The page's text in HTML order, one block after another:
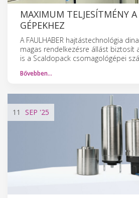
MAXIMUM TELJESÍTMÉNY
GÉPEKHEZ
A FAULHABER hajtástechnológia
magas rendelkezésre állást biztosít
is a Scaldopack csomagológépei
Bővebben…
11 SEP '25